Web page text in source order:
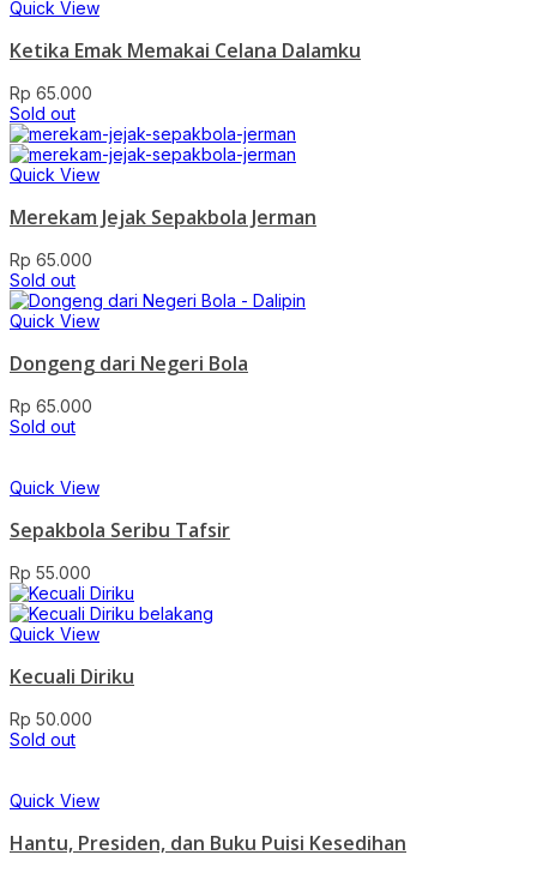
Quick View
Ketika Emak Memakai Celana Dalamku
Rp 65.000
Sold out
Quick View
Merekam Jejak Sepakbola Jerman
Rp 65.000
Sold out
Quick View
Dongeng dari Negeri Bola
Rp 65.000
Sold out
Quick View
Sepakbola Seribu Tafsir
Rp 55.000
Quick View
Kecuali Diriku
Rp 50.000
Sold out
Quick View
Hantu, Presiden, dan Buku Puisi Kesedihan